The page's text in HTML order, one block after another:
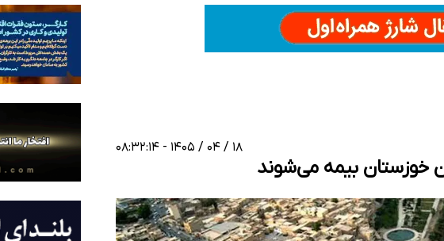
نان، مسکن و بیمه
تنفسی در کشور/ خوزستان و کرمان بالاتر از آستانه هشدار
۱۸ / ۰۴ / ۱۴۰۵ - ۰۸:۳۲:۱۴
خوزستان بیمه می‌شوند